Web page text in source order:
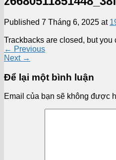
Published 7 Tháng 6, 2025 at
Trackbacks are closed, but you
← Previous
Next →
Để lại một bình luận
Email của bạn sẽ không được